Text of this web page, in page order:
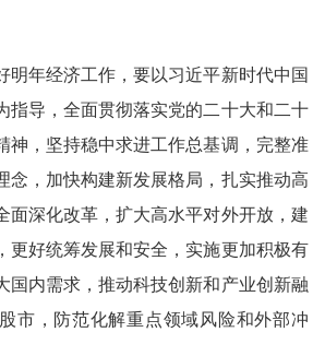
年经济工作，要以习近平新时代中国
指导，全面贯彻落实党的二十大和二十
神，坚持稳中求进工作总基调，完整准
念，加快构建新发展格局，扎实推动高
面深化改革，扩大高水平对外开放，建
更好统筹发展和安全，实施更加积极有
国内需求，推动科技创新和产业创新融
市，防范化解重点领域风险和外部冲